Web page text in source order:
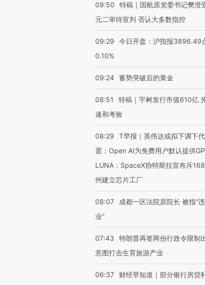
09:50
特稿｜国航原党委书记樊澄
元二审待宣判 否认大多数指控
09:29
今日开盘：沪指报3896.49
0.10%
09:24 蓄势突破后的黄金
08:51
特稿｜宇树发行市值610亿
速和考验
08:29
T早报｜英伟达或拟下调下
置；Open AI为免费用户默认提供
LUNA；SpaceX协特斯拉宣布斥
州建立芯片工厂
08:07
成都一区法院原院长 被指“
业”
07:43
特朗普再签两份行政令限制
意图打击生育旅游产业
06:37 财经早知道｜部分银行房贷